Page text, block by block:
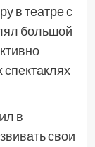
в театре с
большой
в
свои